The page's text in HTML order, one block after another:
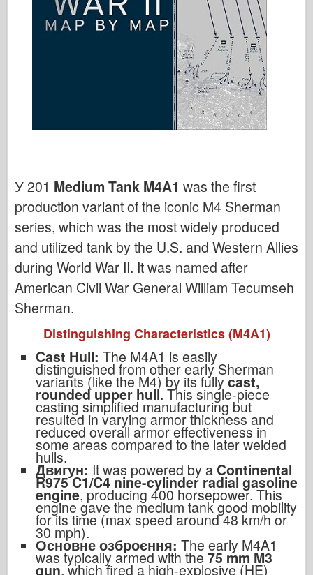
У 201 Medium Tank M4A1 was the first
production variant of the iconic M4 Sherman
series, which was the most widely produced
and utilized tank by the U.S. and Western Allies
during World War II. It was named after
American Civil War General William Tecumseh
Sherman.
Distinguishing Characteristics (M4A1)
Cast Hull: The M4A1 is easily
distinguished from other early Sherman
variants (like the M4) by its fullycast,
rounded upper hull. This single-piece
casting simplified manufacturing but
resulted in varying armor thickness and
reduced overall armor effectiveness in
some areas compared to the later welded
hulls.
Двигун: It was powered by aContinental
R975 C1/C4 nine-cylinder radial gasoline
engine, producing 400 horsepower. This
engine gave the medium tank good mobility
for its time (max speed around 48 km/h or
30 mph).
Основне озброєння: The early M4A1
was typically armed with the 75 mm M3
gun, which fired a high-explosive (HE)